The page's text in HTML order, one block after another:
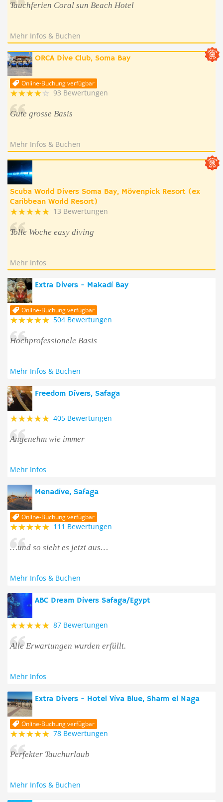
Tauchferien Coral sun Beach Hotel
Mehr Infos & Buchen
ORCA Dive Club, Soma Bay
Online-Buchung verfügbar
93 Bewertungen
Gute grosse Basis
Mehr Infos & Buchen
Scuba World Divers Soma Bay, Mövenpick Resort (ex
Caribbean World Resort)
13 Bewertungen
Tolle Woche easy diving
Mehr Infos
Extra Divers - Makadi Bay
Online-Buchung verfügbar
504 Bewertungen
Hochprofessionele Basis
Mehr Infos & Buchen
Freedom Divers, Safaga
405 Bewertungen
Angenehm wie immer
Mehr Infos
Menadive, Safaga
Online-Buchung verfügbar
111 Bewertungen
…und so sieht es jetzt aus…
Mehr Infos & Buchen
ABC Dream Divers Safaga/Egypt
87 Bewertungen
Alle Erwartungen wurden erfüllt.
Mehr Infos
Extra Divers - Hotel Viva Blue, Sharm el Naga
Online-Buchung verfügbar
78 Bewertungen
Perfekter Tauchurlaub
Mehr Infos & Buchen